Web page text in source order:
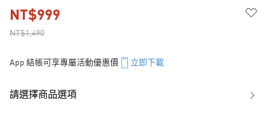
NT$1,490
NT$999
App 結帳可享專屬活動優惠價 立即下載
請選擇商品選項